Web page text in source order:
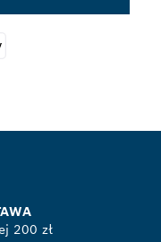
200 zł